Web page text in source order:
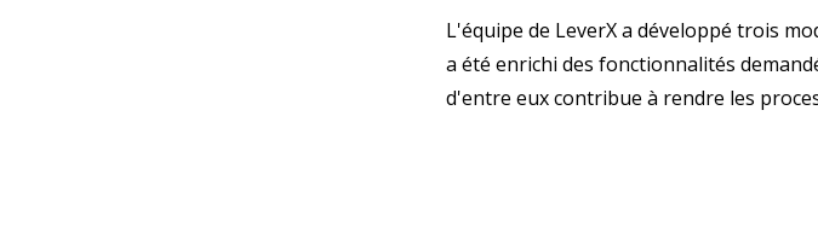
L'équipe de LeverX a développé trois
a été enrichi des fonctionnalités
d'entre eux contribue à rendre les